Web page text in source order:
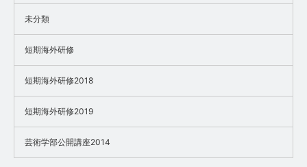
未分類
短期海外研修
短期海外研修2018
短期海外研修2019
芸術学部公開講座2014